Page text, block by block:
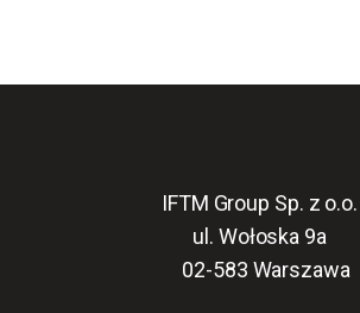
IFTM Group Sp. z o.o.
ul. Wołoska 9a
02-583 Warszawa